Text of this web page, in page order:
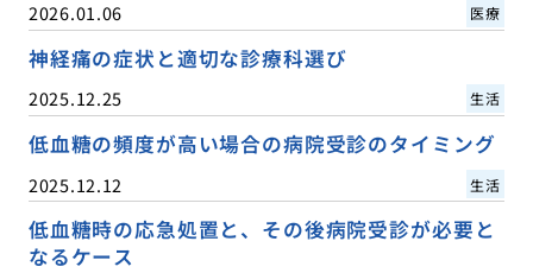
2026.01.06 医療
神経痛の症状と適切な診療科選び
2025.12.25 生活
低血糖の頻度が高い場合の病院受診のタイミング
2025.12.12 生活
低血糖時の応急処置と、その後病院受診が必要と
なるケース